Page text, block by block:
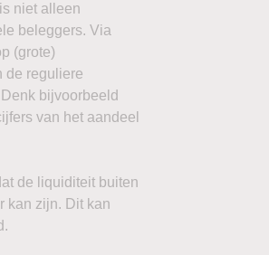
niet alleen
beleggers. Via
(grote)
de reguliere
bijvoorbeeld
van het aandeel
de liquiditeit buiten
kan zijn. Dit kan